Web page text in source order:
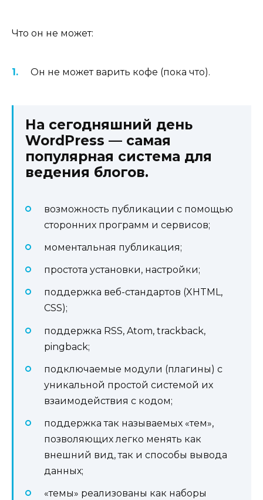
Что он не может:
Он не может варить кофе (пока что).
На сегодняшний день
WordPress — самая
популярная система для
ведения блогов.
возможность публикации с помощью
сторонних программ и сервисов;
моментальная публикация;
простота установки, настройки;
поддержка веб-стандартов (XHTML,
CSS);
поддержка RSS, Atom, trackback,
pingback;
подключаемые модули (плагины) с
уникальной простой системой их
взаимодействия с кодом;
поддержка так называемых «тем»,
позволяющих легко менять как
внешний вид, так и способы вывода
данных;
«темы» реализованы как наборы